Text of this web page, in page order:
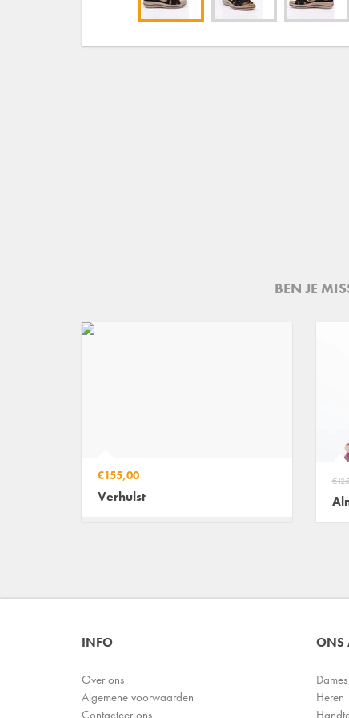
BEN JE
€155,00
Verhulst
INFO
Over ons
Algemene voorwaarden
Contacteer ons
ONS
Dames
Heren